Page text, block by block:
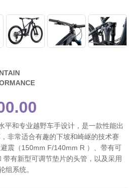
平和专业越野车手设计，是一款性能出
非常适合有趣的下坡和崎岖的技术赛
震（150mm F/140mm R ）、带有可
有新型可调节垫片的头管，以及采用
组系统。